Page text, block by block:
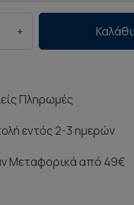
+ Καλάθι
Πληρωμές
εντός 2-3 ημερών
Μεταφορικά από 49€